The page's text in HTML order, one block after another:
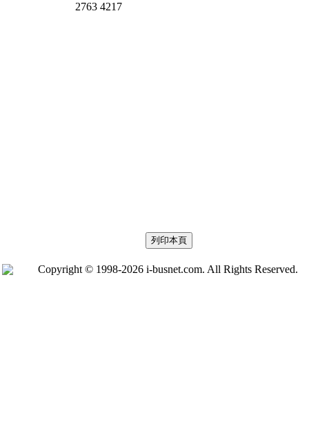
2763 4217
Copyright © 1998-2026 i-busnet.com. All Rights Reserved.